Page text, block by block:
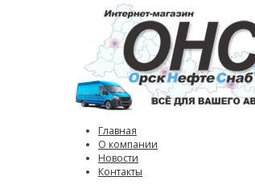
Главная
О компании
Новости
Контакты